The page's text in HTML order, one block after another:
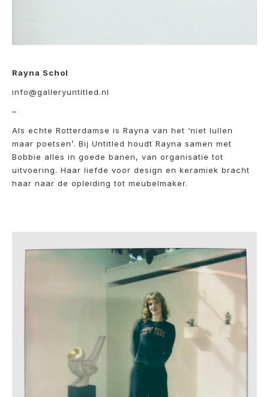
Rayna Schol
info@galleryuntitled.nl
–
Als echte Rotterdamse is Rayna van het ‘niet lullen
maar poetsen’. Bij Untitled houdt Rayna samen met
Bobbie alles in goede banen, van organisatie tot
uitvoering. Haar liefde voor design en keramiek bracht
haar naar de opleiding tot meubelmaker.